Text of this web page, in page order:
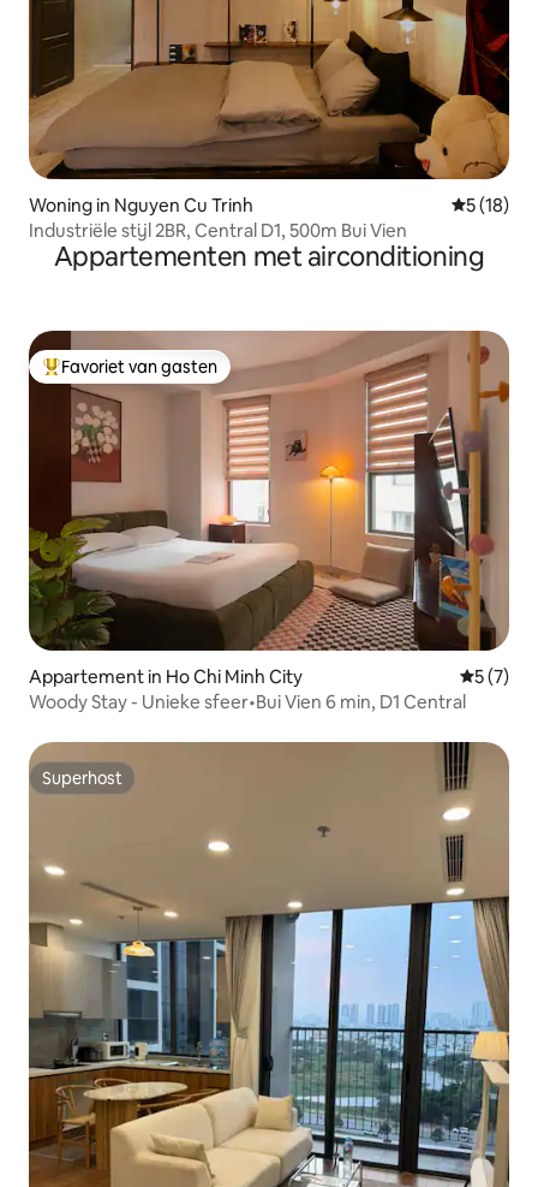
Woning in Nguyen Cu Trinh
5 (18)
Industriële stijl 2BR, Central D1, 500m Bui Vien
Appartementen met airconditioning
Topfavoriet van gasten
Favoriet van gasten
Appartement in Ho Chi Minh City
5 (7)
Woody Stay - Unieke sfeer•Bui Vien 6 min, D1 Central
Superhost
Superhost